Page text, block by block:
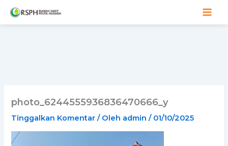
photo_6244555936836470666_y
Tinggalkan Komentar / Oleh admin/ 01/10/2025